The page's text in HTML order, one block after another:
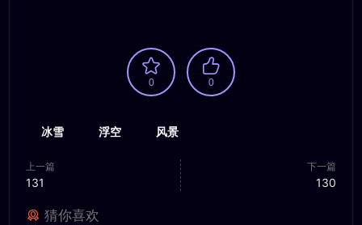
0 0
冰雪 浮空 风景
上一篇
131
下一篇
130
猜你喜欢